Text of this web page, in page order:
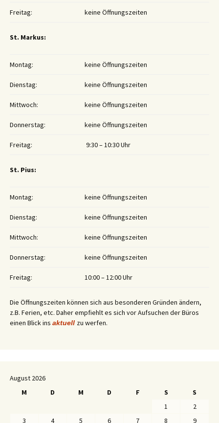
Freitag: keine Öffnungszeiten
St. Markus:
Montag: keine Öffnungszeiten
Dienstag: keine Öffnungszeiten
Mittwoch: keine Öffnungszeiten
Donnerstag: keine Öffnungszeiten
Freitag: 9:30 – 10:30 Uhr
St. Pius:
Montag: keine Öffnungszeiten
Dienstag: keine Öffnungszeiten
Mittwoch: keine Öffnungszeiten
Donnerstag: keine Öffnungszeiten
Freitag: 10:00 – 12:00 Uhr
Die Öffnungszeiten können sich aus besonderen Gründen ändern,
z.B. Ferien, etc. Daher empfiehlt es sich vor Aufsuchen der Büros
einen Blick ins aktuell zu werfen.
August 2026
M
D M D F S
S
1
2
3
4 5 6 7 8
9